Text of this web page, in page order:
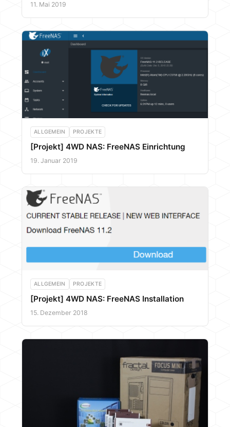
11. Mai 2019
ALLGEMEIN PROJEKTE
[Projekt] 4WD NAS: FreeNAS Einrichtung
19. Januar 2019
ALLGEMEIN PROJEKTE
[Projekt] 4WD NAS: FreeNAS Installation
15. Dezember 2018